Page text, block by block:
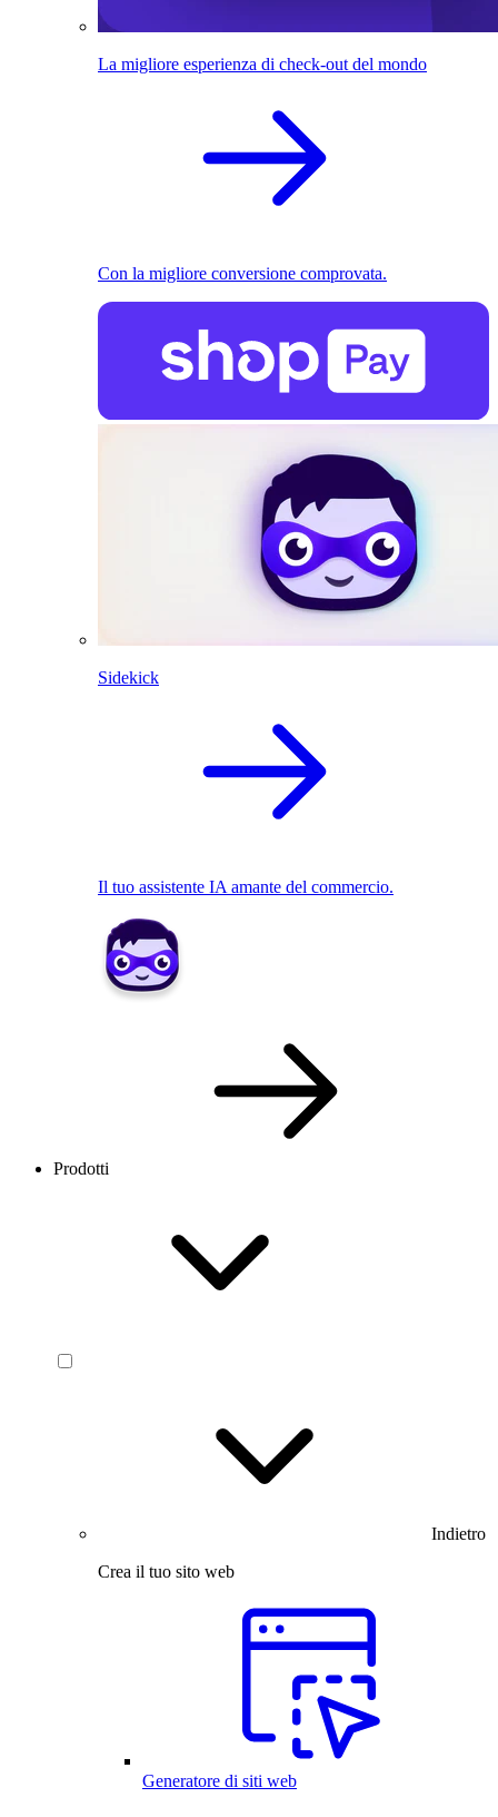
La migliore esperienza di check-out del mondo
Con la migliore conversione comprovata.
Sidekick
Il tuo assistente IA amante del commercio.
Prodotti
Indietro
Crea il tuo sito web
Generatore di siti web